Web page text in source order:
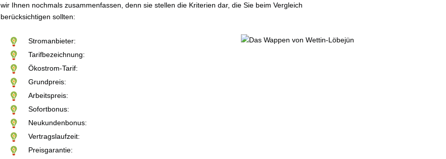
wir Ihnen nochmals zusammenfassen, denn sie stellen die Kriterien dar, die Sie beim Vergleich
berücksichtigen sollten:
Stromanbieter:
Tarifbezeichnung:
Ökostrom-Tarif:
Grundpreis:
Arbeitspreis:
Sofortbonus:
Neukundenbonus:
Vertragslaufzeit:
Preisgarantie: